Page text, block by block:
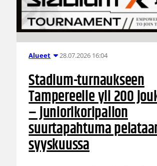
Alueet 28.07.2026 16:04
Stadium-turnaukseen
Tampereelle yli 200
– juniorikoripallon
suurtapahtuma
syyskuussa